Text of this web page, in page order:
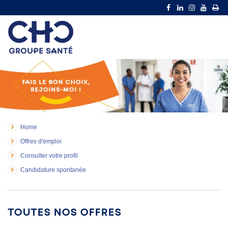
Home
Offres d'emploi
Consulter votre profil
Candidature spontanée
Toutes nos offres